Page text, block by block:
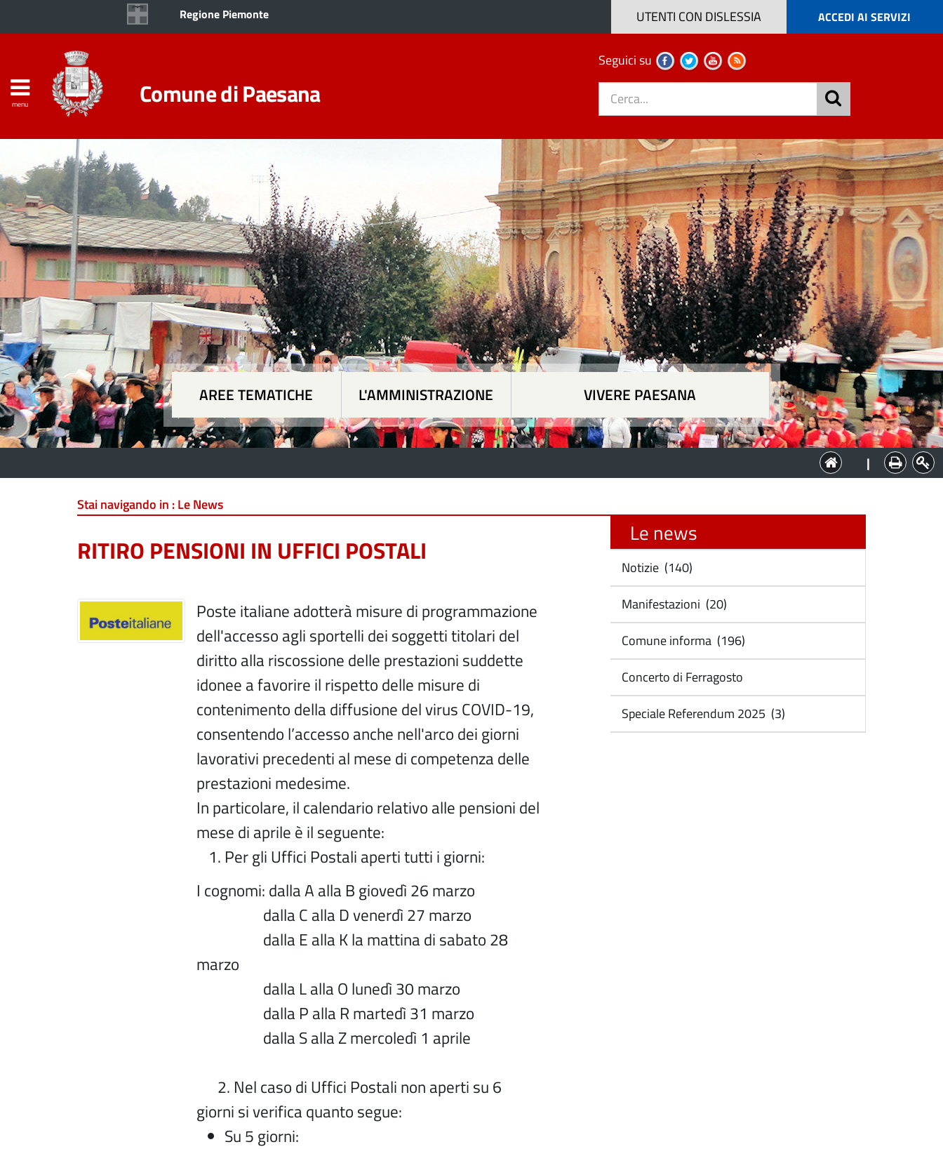
Regione Piemonte ACCEDI AI SERVIZI
UTENTI CON DISLESSIA
menu Comune di Paesana
Seguici su
AREE TEMATICHE L'AMMINISTRAZIONE VIVERE PAESANA
|
Stai navigando in :Le News
RITIRO PENSIONI IN UFFICI POSTALI
Poste italiane adotterà misure di programmazione
dell'accesso agli sportelli dei soggetti titolari del
diritto alla riscossione delle prestazioni suddette
idonee a favorire il rispetto delle misure di
contenimento della diffusione del virus COVID-19,
consentendo l’accesso anche nell'arco dei giorni
lavorativi precedenti al mese di competenza delle
prestazioni medesime.
In particolare, il calendario relativo alle pensioni del
mese di aprile è il seguente:
Per gli Uffici Postali aperti tutti i giorni:
I cognomi: dalla A alla B giovedì 26 marzo
dalla C alla D venerdì 27 marzo
dalla E alla K la mattina di sabato 28
marzo
dalla L alla O lunedì 30 marzo
dalla P alla R martedì 31 marzo
dalla S alla Z mercoledì 1 aprile
2. Nel caso di Uffici Postali non aperti su 6
giorni si verifica quanto segue:
Su 5 giorni:
Le news
Notizie (140)
Manifestazioni (20)
Comune informa (196)
Concerto di Ferragosto
Speciale Referendum 2025 (3)